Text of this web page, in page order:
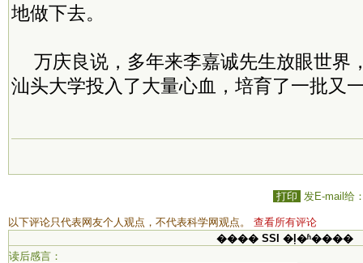
地做下去。
万庆良说，多年来李嘉诚先生放眼世界
汕头大学投入了大量心血，培育了一批又
打印 发E-mail给
以下评论只代表网友个人观点，不代表科学网观点。 查看所有评论
���� SSI �ļ�ʱ����
读后感言：